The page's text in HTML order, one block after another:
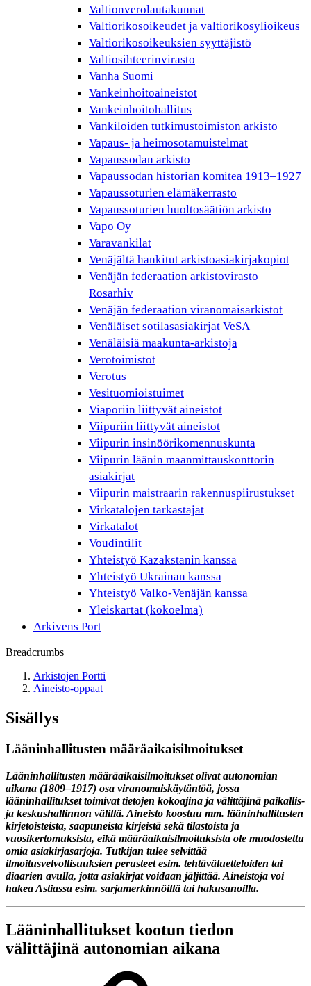
Valtionverolautakunnat
Valtiorikosoikeudet ja valtiorikosylioikeus
Valtiorikosoikeuksien syyttäjistö
Valtiosihteerinvirasto
Vanha Suomi
Vankeinhoitoaineistot
Vankeinhoitohallitus
Vankiloiden tutkimustoimiston arkisto
Vapaus- ja heimosotamuistelmat
Vapaussodan arkisto
Vapaussodan historian komitea 1913–1927
Vapaussoturien elämäkerrasto
Vapaussoturien huoltosäätiön arkisto
Vapo Oy
Varavankilat
Venäjältä hankitut arkistoasiakirjakopiot
Venäjän federaation arkistovirasto –
Rosarhiv
Venäjän federaation viranomaisarkistot
Venäläiset sotilasasiakirjat VeSA
Venäläisiä maakunta-arkistoja
Verotoimistot
Verotus
Vesituomioistuimet
Viaporiin liittyvät aineistot
Viipuriin liittyvät aineistot
Viipurin insinöörikomennuskunta
Viipurin läänin maanmittauskonttorin
asiakirjat
Viipurin maistraarin rakennuspiirustukset
Virkatalojen tarkastajat
Virkatalot
Voudintilit
Yhteistyö Kazakstanin kanssa
Yhteistyö Ukrainan kanssa
Yhteistyö Valko-Venäjän kanssa
Yleiskartat (kokoelma)
Arkivens Port
Breadcrumbs
Arkistojen Portti
Aineisto-oppaat
Sisällys
Lääninhallitusten määräaikaisilmoitukset
Lääninhallitusten määräaikaisilmoitukset olivat autonomian
aikana (1809–1917) osa viranomaiskäytäntöä, jossa
lääninhallitukset toimivat tietojen kokoajina ja välittäjinä paikallis-
ja keskushallinnon välillä. Aineisto koostuu mm. lääninhallitusten
kirjetoisteista, saapuneista kirjeistä sekä tilastoista ja
vuosikertomuksista, eikä määräaikaisilmoituksista ole muodostettu
omia asiakirjasarjoja. Tutkijan tulee selvittää
ilmoitusvelvollisuuksien perusteet esim. tehtäväluetteloiden tai
diaarien avulla, jotta asiakirjat voidaan jäljittää. Aineistoja voi
hakea Astiassa esim. sarjamerkinnöillä tai hakusanoilla.
Lääninhallitukset kootun tiedon
välittäjinä autonomian aikana